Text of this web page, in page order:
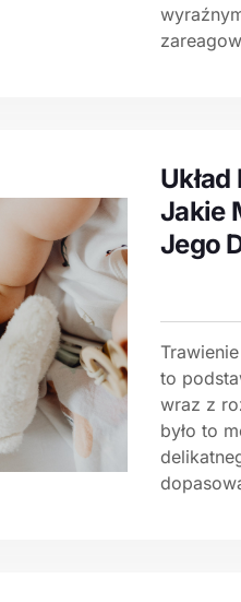
Jakie
Jego
to
wraz z
było to